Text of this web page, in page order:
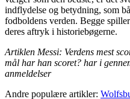
indflydelse og betydning, som
fodboldens verden. Begge
deres aftryk i historiebøgerne.
Artiklen Messi: Verdens mest
mål har han scoret? har i
anmeldelser
Andre populære artikler: